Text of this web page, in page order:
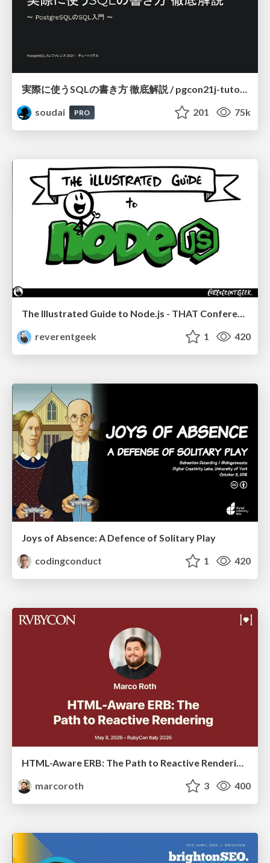
soudai
PRO 201 75k
The Illustrated Guide to Node.js - THAT Conference 2024
reverentgeek
1 420
Joys of Absence: A Defence of Solitary Play
codingconduct
1 420
HTML-Aware ERB: The Path to Reactive Rendering @ RubyCon 2026, Rimini, Italy
marcoroth
3 400